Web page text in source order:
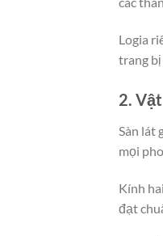
Logia
trang
2.
Sàn lát
mọi
Kính
đạt